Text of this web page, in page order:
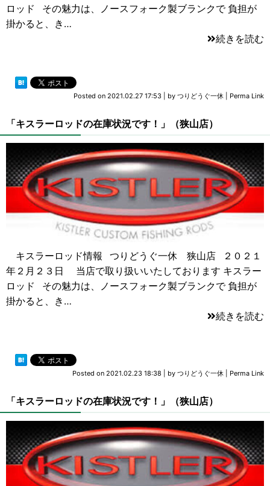
ロッド その魅力は、ノースフォーク製ブランクで 負担が
掛かると、き…
続きを読む
Posted on 2021.02.27 17:53 by つりどうぐ一休 Perma Link
「キスラーロッドの在庫状況です！」（狭山店）
キスラーロッド情報 つりどうぐ一休 狭山店 ２０２１
年２月２３日 当店で取り扱いいたしております キスラー
ロッド その魅力は、ノースフォーク製ブランクで 負担が
掛かると、き…
続きを読む
Posted on 2021.02.23 18:38 by つりどうぐ一休 Perma Link
「キスラーロッドの在庫状況です！」（狭山店）